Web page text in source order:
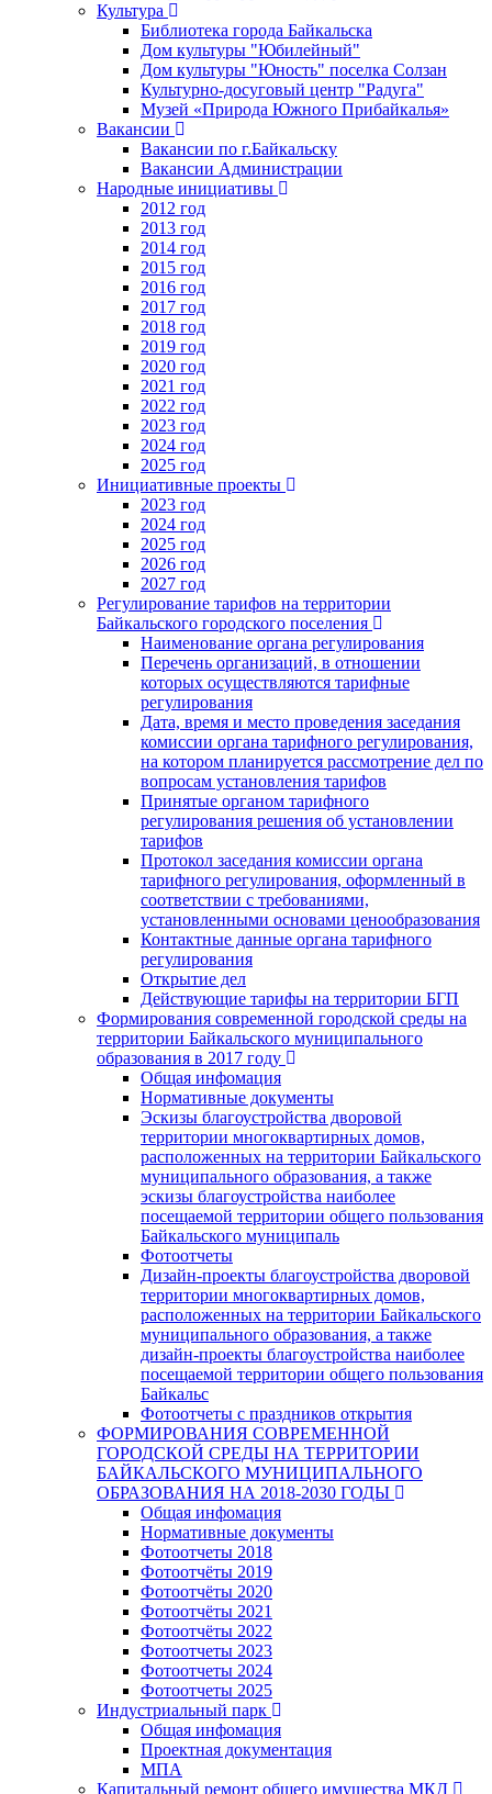
Культура
Библиотека города Байкальска
Дом культуры "Юбилейный"
Дом культуры "Юность" поселка Солзан
Культурно-досуговый центр "Радуга"
Музей «Природа Южного Прибайкалья»
Вакансии
Вакансии по г.Байкальску
Вакансии Администрации
Народные инициативы
2012 год
2013 год
2014 год
2015 год
2016 год
2017 год
2018 год
2019 год
2020 год
2021 год
2022 год
2023 год
2024 год
2025 год
Инициативные проекты
2023 год
2024 год
2025 год
2026 год
2027 год
Регулирование тарифов на территории
Байкальского городского поселения
Наименование органа регулирования
Перечень организаций, в отношении
которых осуществляются тарифные
регулирования
Дата, время и место проведения заседания
комиссии органа тарифного регулирования,
на котором планируется рассмотрение дел по
вопросам установления тарифов
Принятые органом тарифного
регулирования решения об установлении
тарифов
Протокол заседания комиссии органа
тарифного регулирования, оформленный в
соответствии с требованиями,
установленными основами ценообразования
Контактные данные органа тарифного
регулирования
Открытие дел
Действующие тарифы на территории БГП
Формирования современной городской среды на
территории Байкальского муниципального
образования в 2017 году
Общая инфомация
Нормативные документы
Эскизы благоустройства дворовой
территории многоквартирных домов,
расположенных на территории Байкальского
муниципального образования, а также
эскизы благоустройства наиболее
посещаемой территории общего пользования
Байкальского муниципаль
Фотоотчеты
Дизайн-проекты благоустройства дворовой
территории многоквартирных домов,
расположенных на территории Байкальского
муниципального образования, а также
дизайн-проекты благоустройства наиболее
посещаемой территории общего пользования
Байкальс
Фотоотчеты с праздников открытия
ФОРМИРОВАНИЯ СОВРЕМЕННОЙ
ГОРОДСКОЙ СРЕДЫ НА ТЕРРИТОРИИ
БАЙКАЛЬСКОГО МУНИЦИПАЛЬНОГО
ОБРАЗОВАНИЯ НА 2018-2030 ГОДЫ
Общая инфомация
Нормативные документы
Фотоотчеты 2018
Фотоотчёты 2019
Фотоотчёты 2020
Фотоотчёты 2021
Фотоотчёты 2022
Фотоотчеты 2023
Фотоотчеты 2024
Фотоотчеты 2025
Индустриальный парк
Общая инфомация
Проектная документация
МПА
Капитальный ремонт общего имущества МКД